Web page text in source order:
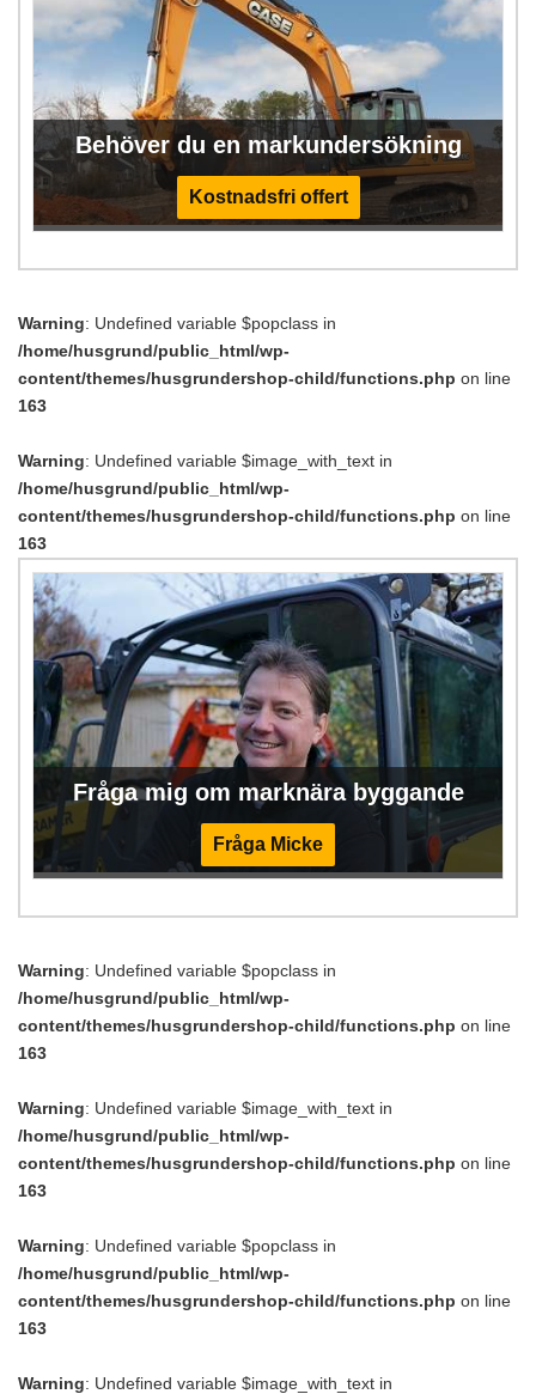
Behöver du en markundersökning
Kostnadsfri offert
Warning: Undefined variable $popclass in
/home/husgrund/public_html/wp-
content/themes/husgrundershop-child/functions.php on line
163
Warning: Undefined variable $image_with_text in
/home/husgrund/public_html/wp-
content/themes/husgrundershop-child/functions.php on line
163
Fråga mig om marknära byggande
Fråga Micke
Warning: Undefined variable $popclass in
/home/husgrund/public_html/wp-
content/themes/husgrundershop-child/functions.php on line
163
Warning: Undefined variable $image_with_text in
/home/husgrund/public_html/wp-
content/themes/husgrundershop-child/functions.php on line
163
Warning: Undefined variable $popclass in
/home/husgrund/public_html/wp-
content/themes/husgrundershop-child/functions.php on line
163
Warning: Undefined variable $image_with_text in